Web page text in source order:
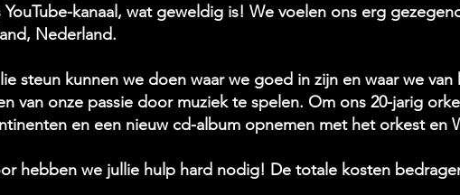
kanaal, wat geweldig is! We voelen ons erg
Nederland.
steun kunnen we doen waar we goed in zijn en waar we
van onze passie door muziek te spelen. Om ons 20-jarig
en een nieuw cd-album opnemen met het orkest en
hebben we jullie hulp hard nodig! De totale kosten